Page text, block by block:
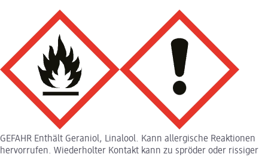
GEFAHR Enthält Geraniol, Linalool. Kann allergische Reaktionen
hervorrufen. Wiederholter Kontakt kann zu spröder oder rissiger